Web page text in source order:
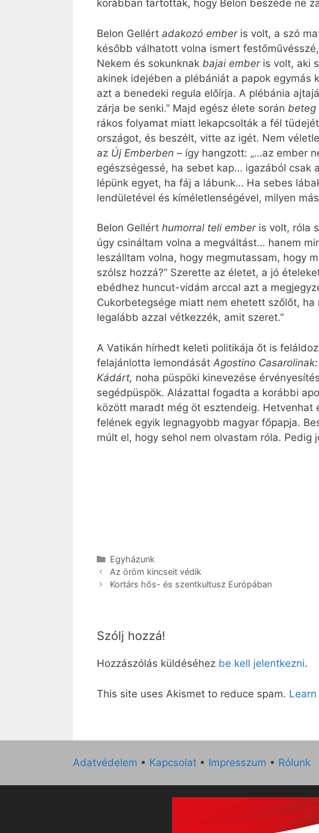
korábban tartották, hogy Belon beszéde ne
Belon Gellért adakozó ember is volt, a szó
később válhatott volna ismert
Nekem és sokunknak bajai ember is volt, aki
akinek idejében a plébániát a papok egymás
azt a benedeki regula előírja. A plébánia
zárja be senki.” Majd egész élete során beteg
rákos folyamat miatt lekapcsolták a fél
országot, és beszélt, vitte az igét. Nem
az Új Emberben – így hangzott: „…az ember
egészségessé, ha sebet kap… igazából csak
lépünk egyet, ha fáj a lábunk… Ha sebes
lendületével és kíméletlenségével, milyen
Belon Gellért humorral teli ember is volt, róla
úgy csináltam volna a megváltást… hanem
leszálltam volna, hogy megmutassam, hogy
szólsz hozzá?” Szerette az életet, a jó
ebédhez huncut-vidám arccal azt a
Cukorbetegsége miatt nem ehetett szőlőt,
legalább azzal vétkezzék, amit szeret.”
A Vatikán hírhedt keleti politikája őt is
felajánlotta lemondását Agostino Casarolinak:
Kádárt, noha püspöki kinevezése
segédpüspök. Alázattal fogadta a korábbi
között maradt még öt esztendeig. Hetvenhat
felének egyik legnagyobb magyar főpapja.
múlt el, hogy sehol nem olvastam róla. Pedig
Kategória
Egyházunk
Az öröm kincseit védik
Kortárs hős- és szentkultusz Európában
Szólj hozzá!
Hozzászólás küldéséhez be kell jelentkezni.
This site uses Akismet to reduce spam.
Adatvédelem • Kapcsolat • Impresszum • Rólunk